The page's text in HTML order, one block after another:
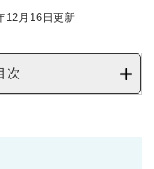
12月16日更新
次